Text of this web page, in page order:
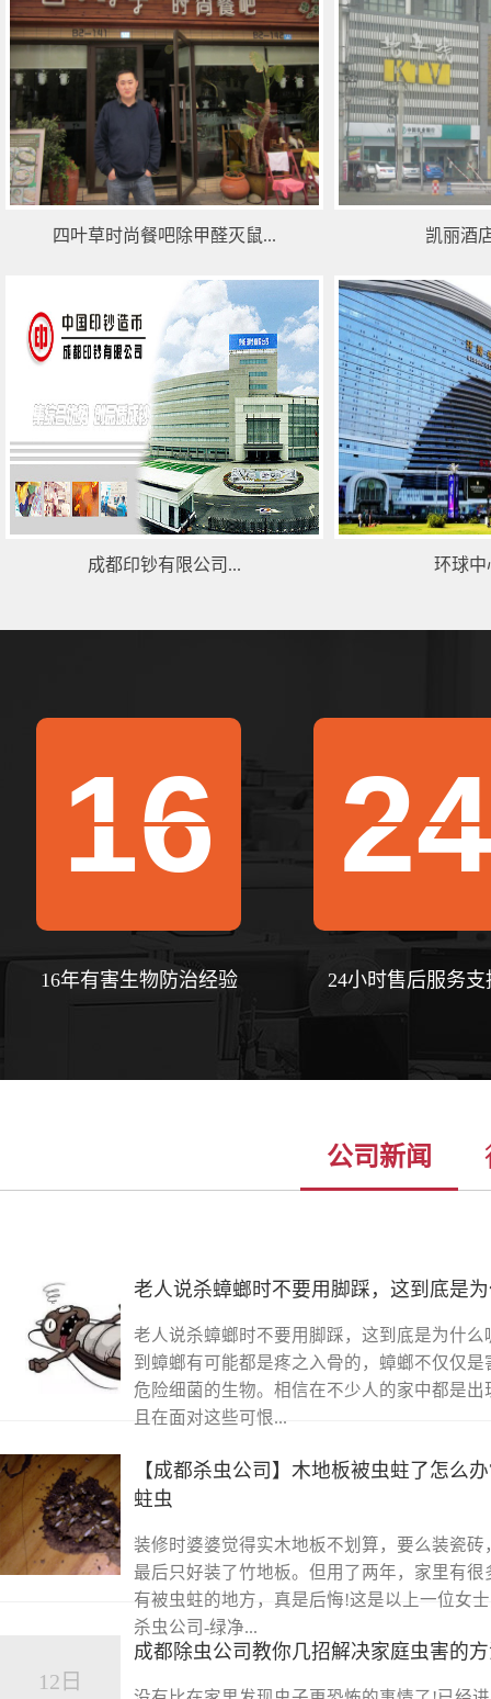
四叶草时尚餐吧除甲醛灭鼠... 凯丽酒
成都印钞有限公司... 环球中
16
16年有害生物防治经验 24小时售后服务支
公司新闻
老人说杀蟑螂时不要用脚踩，这到底是
老人说杀蟑螂时不要用脚踩，这到底是为什么
到蟑螂有可能都是疼之入骨的，蟑螂不仅仅是
危险细菌的生物。相信在不少人的家中都是出
且在面对这些可恨...
【成都杀虫公司】木地板被虫蛀了怎么
蛀虫
装修时婆婆觉得实木地板不划算，要么装瓷砖
最后只好装了竹地板。但用了两年，家里有很
有被虫蛀的地方，真是后悔!这是以上一位女
杀虫公司-绿净...
12日
成都除虫公司教你几招解决家庭虫害的